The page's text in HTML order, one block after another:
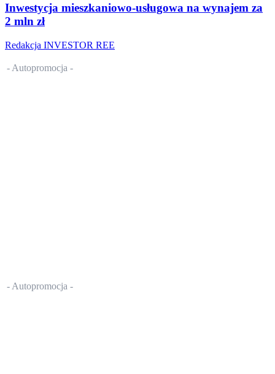
Inwestycja mieszkaniowo-usługowa na wynajem za
2 mln zł
Redakcja INVESTOR REE
- Autopromocja -
- Autopromocja -